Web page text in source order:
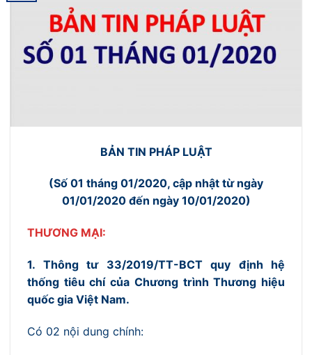
BẢN TIN PHÁP LUẬT
(Số 01 tháng 01/2020, cập nhật từ ngày
01/01/2020 đến ngày 10/01/2020)
THƯƠNG MẠI:
1. Thông tư 33/2019/TT-BCT quy định hệ
thống tiêu chí của Chương trình Thương hiệu
quốc gia Việt Nam.
Có 02 nội dung chính: